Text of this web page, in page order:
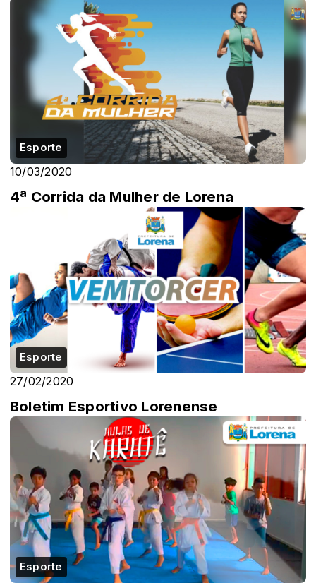
Esporte
10/03/2020
4ª Corrida da Mulher de Lorena
Esporte
27/02/2020
Boletim Esportivo Lorenense
Esporte